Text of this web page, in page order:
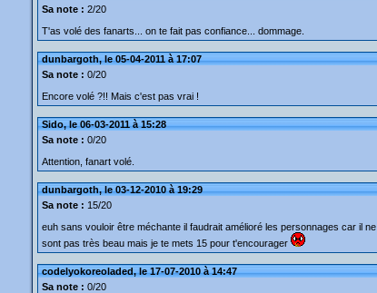
Sa note : 2/20
T'as volé des fanarts... on te fait pas confiance... dommage.
dunbargoth, le 05-04-2011 à 17:07
Sa note : 0/20
Encore volé ?!! Mais c'est pas vrai !
Sido, le 06-03-2011 à 15:28
Sa note : 0/20
Attention, fanart volé.
dunbargoth, le 03-12-2010 à 19:29
Sa note : 15/20
euh sans vouloir être méchante il faudrait amélioré les personnages car il ne
sont pas très beau mais je te mets 15 pour t'encourager
codelyokoreoladed, le 17-07-2010 à 14:47
Sa note : 0/20